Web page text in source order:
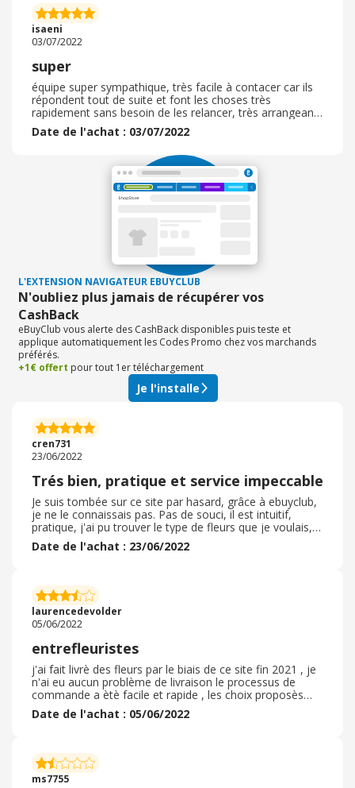
était ravie. Vous pouvez vous fier à ce prestataire,
d'a^près mon expérience c'est un très bon choix.
isaeni
03/07/2022
super
équipe super sympathique, très facile à contacer car ils
répondent tout de suite et font les choses très
rapidement sans besoin de les relancer, très arrangeant,
le bouquet était parfait, pour la fête des mères, il est
arrivé en temps et en heure et était conforme, je
produits sont de qualité, ils sont compétents et efficaces
et sympathiques, c'était le première fois que je
commandais chez eux, je ne regrette pas et réitererai
l'expérience, on peut leur faire confiance
Date de l'achat : 03/07/2022
L'EXTENSION NAVIGATEUR EBUYCLUB
N'oubliez plus jamais de récupérer vos
CashBack
eBuyClub vous alerte des CashBack disponibles puis teste et
applique automatiquement les Codes Promo chez vos marchands
préférés.
+1€ offert pour tout 1er téléchargement
Je l'installe
cren731
23/06/2022
Trés bien, pratique et service impeccable
Je suis tombée sur ce site par hasard, grâce à ebuyclub,
je ne le connaissais pas. Pas de souci, il est intuitif,
pratique, j'ai pu trouver le type de fleurs que je voulais, à
1 tarif abordable. La livraison s'est ensuite trés bien
passée, livré le bon jour, comme prévu ( et c'était un
c'était simple de saisir tout ce qu'il faut sur le site. Je dois
maintenant passer une autre commande, je vais aller
voir ce site en premier pour trouver ce que je veux.
Date de l'achat : 23/06/2022
laurencedevolder
05/06/2022
entrefleuristes
j'ai fait livrè des fleurs par le biais de ce site fin 2021 , je
n'ai eu aucun problème de livraison le processus de
commande a ètè facile et rapide , les choix proposès
variès je n'ai pas eu recours à un code promo le dèlais
de livraison a ètè respectè , le jour de livraison et l'heure
demande je n'ai pas eu besoin de faire un recours les
personnes pour qui les fleurs ètaient destinataires
ètaient heureuses de cette livraison
Date de l'achat : 05/06/2022
ms7755